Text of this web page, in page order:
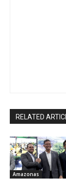
RELATED
Amazonas